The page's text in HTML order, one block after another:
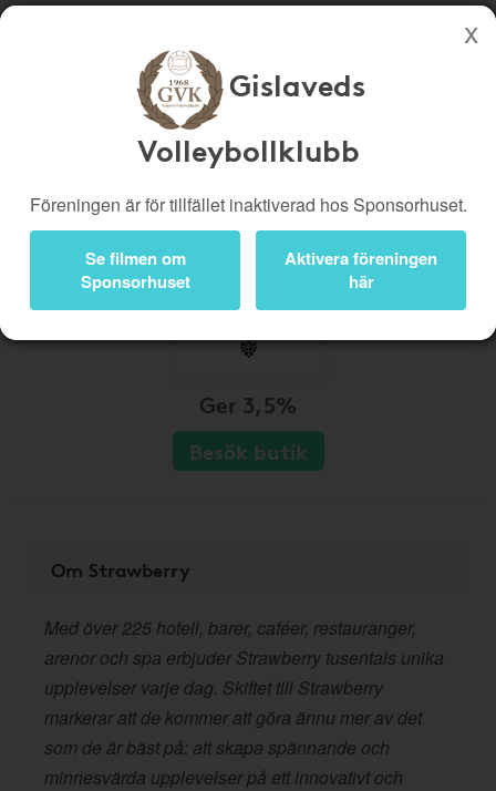
Köp genom denna sida stöttar Gislaveds Volleybollklubb
Bli medlem
Logga in
Gislaveds
Volleybollklubb
Föreningen är för tillfället inaktiverad hos Sponsorhuset.
Se filmen om
Sponsorhuset
Aktivera föreningen
här
Ger 3,5%
Besök butik
Om Strawberry
Med över 225 hotell, barer, caféer, restauranger,
arenor och spa erbjuder Strawberry tusentals unika
upplevelser varje dag. Skiftet till Strawberry
markerar att de kommer att göra ännu mer av det
som de är bäst på: att skapa spännande och
minnesvärda upplevelser på ett innovativt och